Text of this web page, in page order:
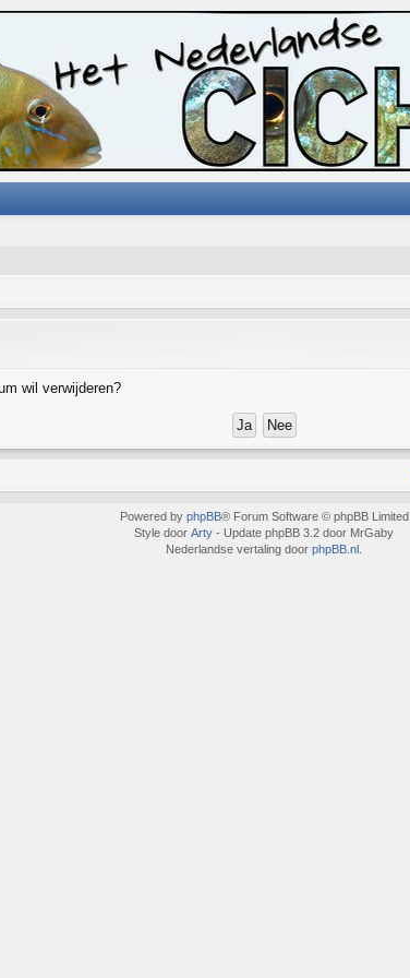
wil verwijderen?
Powered by phpBB® Forum Software © phpBB Limited
Style door Arty - Update phpBB 3.2 door MrGaby
Nederlandse vertaling door phpBB.nl